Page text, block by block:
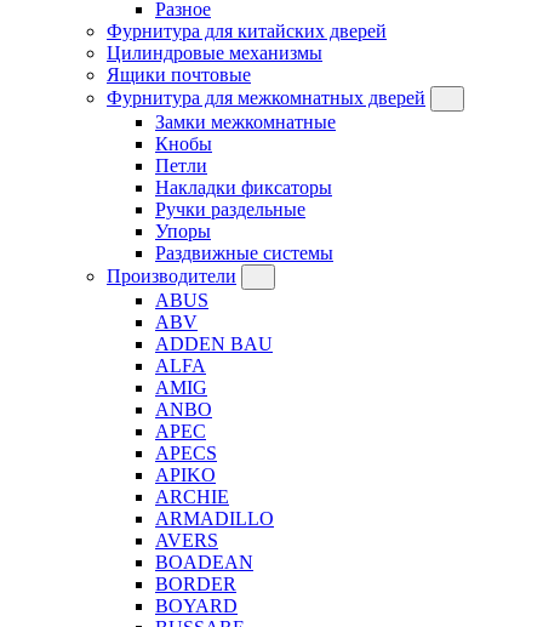
Разное
Фурнитура для китайских дверей
Цилиндровые механизмы
Ящики почтовые
Фурнитура для межкомнатных дверей
Замки межкомнатные
Кнобы
Петли
Накладки фиксаторы
Ручки раздельные
Упоры
Раздвижные системы
Производители
ABUS
ABV
ADDEN BAU
ALFA
AMIG
ANBO
APEC
APECS
APIKO
ARCHIE
ARMADILLO
AVERS
BOADEAN
BORDER
BOYARD